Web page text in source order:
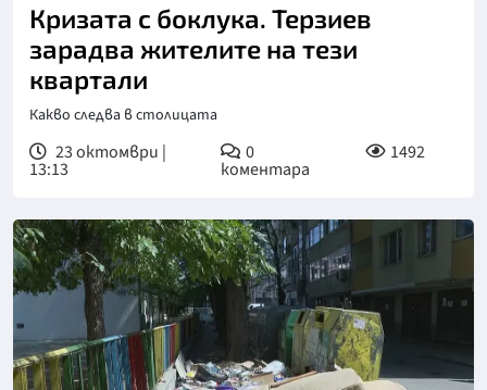
Кризата с боклука. Терзиев
зарадва жителите на тези
квартали
Какво следва в столицата
23 октомври |
13:13
0
коментара
1492